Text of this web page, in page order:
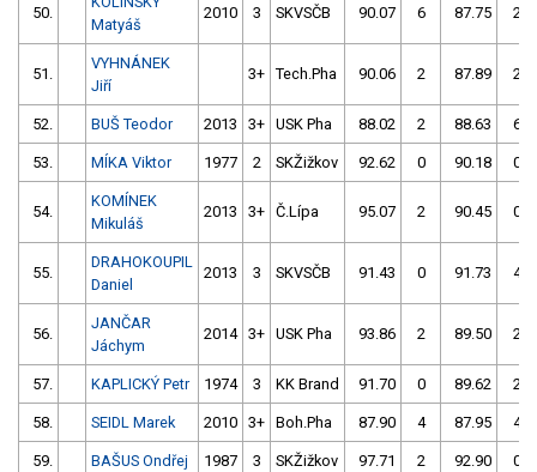
50.
Matyáš
2010 3 SKVSČB 90.07 6 87.75 2
51.
VYHNÁNEK
Jiří
3+ Tech.Pha 90.06 2 87.89 2
52. BUŠ Teodor 2013 3+ USK Pha 88.02 2 88.63 6
53. MÍKA Viktor 1977 2 SKŽižkov 92.62 0 90.18 0
54.
KOMÍNEK
Mikuláš
2013 3+ Č.Lípa 95.07 2 90.45 0
55.
DRAHOKOUPIL
Daniel
2013 3 SKVSČB 91.43 0 91.73 4
56.
JANČAR
Jáchym
2014 3+ USK Pha 93.86 2 89.50 2
57. KAPLICKÝ Petr 1974 3 KK Brand 91.70 0 89.62 2
58. SEIDL Marek 2010 3+ Boh.Pha 87.90 4 87.95 4
59. BAŠUS Ondřej 1987 3 SKŽižkov 97.71 2 92.90 0